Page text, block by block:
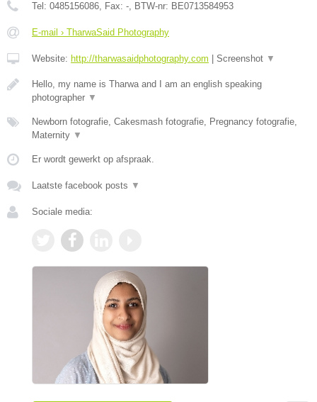
Tel: 0485156086, Fax: -, BTW-nr: BE0713584953
E-mail › TharwaSaid Photography
Website: http://tharwasaidphotography.com Screenshot ▼
Hello, my name is Tharwa and I am an english speaking
photographer ▼
Newborn fotografie, Cakesmash fotografie, Pregnancy fotografie,
Maternity ▼
Er wordt gewerkt op afspraak.
Laatste facebook posts ▼
Sociale media: